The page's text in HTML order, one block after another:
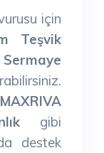
için
Teşvik
MAXRIVA
gibi
destek